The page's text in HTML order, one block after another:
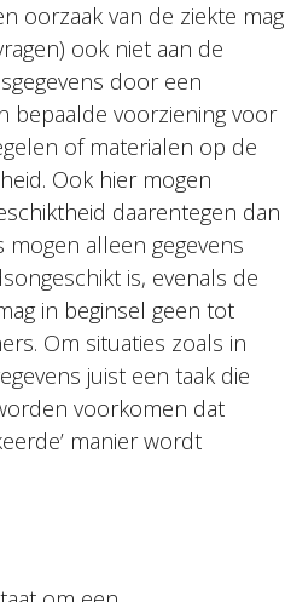
oorzaak van de ziekte mag
ook niet aan de
door een
bepaalde voorziening voor
of materialen op de
Ook hier mogen
daarentegen dan
alleen gegevens
is, evenals de
in beginsel geen tot
Om situaties zoals in
juist een taak die
voorkomen dat
manier wordt